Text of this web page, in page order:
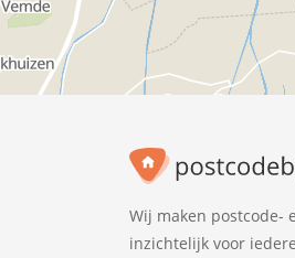
Wij maken postcode-
inzichtelijk voor